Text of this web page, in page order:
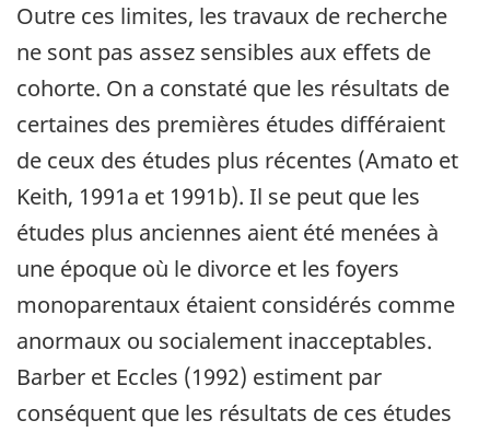
Outre ces limites, les travaux de recherche
ne sont pas assez sensibles aux effets de
cohorte. On a constaté que les résultats de
certaines des premières études différaient
de ceux des études plus récentes (Amato et
Keith, 1991a et 1991b). Il se peut que les
études plus anciennes aient été menées à
une époque où le divorce et les foyers
monoparentaux étaient considérés comme
anormaux ou socialement inacceptables.
Barber et Eccles (1992) estiment par
conséquent que les résultats de ces études